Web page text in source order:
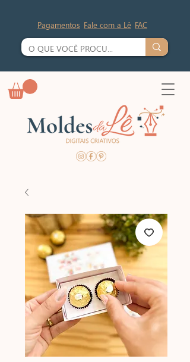
Pagamentos Fale com a Lê FAC